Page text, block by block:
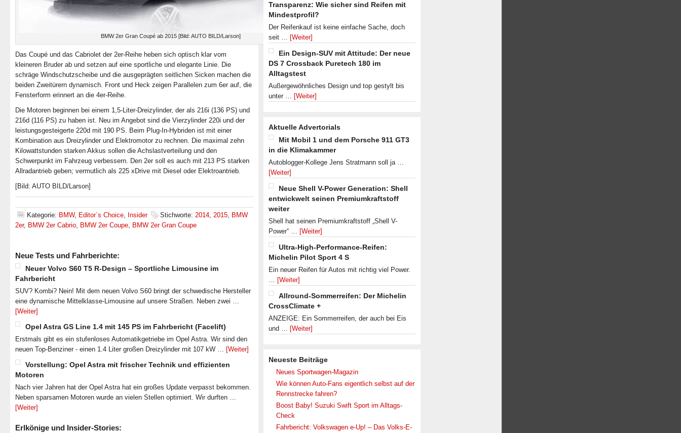
BMW 2er Gran Coupé ab 2015 [Bild: AUTO BILD/Larson]
Das Coupé und das Cabriolet der 2er-Reihe heben sich optisch klar vom
kleineren Bruder ab und setzen auf eine sportliche und elegante Linie. Die
schräge Windschutzscheibe und die ausgeprägten seitlichen Sicken machen die
beiden Zweitürern dynamisch. Front und Heck zeigen Parallelen zum 6er auf, die
Fensterform erinnert an die 4er-Reihe.
Die Motoren beginnen bei einem 1,5-Liter-Dreizylinder, der als 216i (136 PS) und
216d (116 PS) zu haben ist. Neu im Angebot sind die Vierzylinder 220i und der
leistungsgesteigerte 220d mit 190 PS. Beim Plug-In-Hybriden ist mit einer
Kombination aus Dreizylinder und Elektromotor zu rechnen. Die maximal zehn
Kilowattstunden starken Akkus sollen die Achslastverteilung und den
Schwerpunkt im Fahrzeug verbessern. Den 2er soll es auch mit 213 PS starken
Allradantrieb geben; vermutlich als 225 xDrive mit Diesel oder Elektroantrieb.
[Bild: AUTO BILD/Larson]
Kategorie: BMW, Editor´s Choice, Insider Stichworte: 2014, 2015, BMW
2er, BMW 2er Cabrio, BMW 2er Coupe, BMW 2er Gran Coupe
Neue Tests und Fahrberichte:
Neuer Volvo S60 T5 R-Design – Sportliche Limousine im
Fahrbericht
SUV? Kombi? Nein! Mit dem neuen Volvo S60 bringt der schwedische Hersteller
eine dynamische Mittelklasse-Limousine auf unsere Straßen. Neben zwei …
[Weiter]
Opel Astra GS Line 1.4 mit 145 PS im Fahrbericht (Facelift)
Erstmals gibt es ein stufenloses Automatikgetriebe im Opel Astra. Wir sind den
neuen Top-Benziner - einen 1.4 Liter großen Dreizylinder mit 107 kW … [Weiter]
Vorstellung: Opel Astra mit frischer Technik und effizienten
Motoren
Nach vier Jahren hat der Opel Astra hat ein großes Update verpasst bekommen.
Neben sparsamen Motoren wurde an vielen Stellen optimiert. Wir durften …
[Weiter]
Erlkönige und Insider-Stories:
Transparenz: Wie sicher sind Reifen mit
Mindestprofil?
Der Reifenkauf ist keine einfache Sache, doch
seit … [Weiter]
Ein Design-SUV mit Attitude: Der neue
DS 7 Crossback Puretech 180 im
Alltagstest
Außergewöhnliches Design und top gestylt bis
unter … [Weiter]
Aktuelle Advertorials
Mit Mobil 1 und dem Porsche 911 GT3
in die Klimakammer
Autoblogger-Kollege Jens Stratmann soll ja …
[Weiter]
Neue Shell V-Power Generation: Shell
entwickwelt seinen Premiumkraftstoff
weiter
Shell hat seinen Premiumkraftstoff „Shell V-
Power“ … [Weiter]
Ultra-High-Performance-Reifen:
Michelin Pilot Sport 4 S
Ein neuer Reifen für Autos mit richtig viel Power.
… [Weiter]
Allround-Sommerreifen: Der Michelin
CrossClimate +
ANZEIGE: Ein Sommerreifen, der auch bei Eis
und … [Weiter]
Neueste Beiträge
Neues Sportwagen-Magazin
Wie können Auto-Fans eigentlich selbst auf der
Rennstrecke fahren?
Boost Baby! Suzuki Swift Sport im Alltags-
Check
Fahrbericht: Volkswagen e-Up! – Das Volks-E-